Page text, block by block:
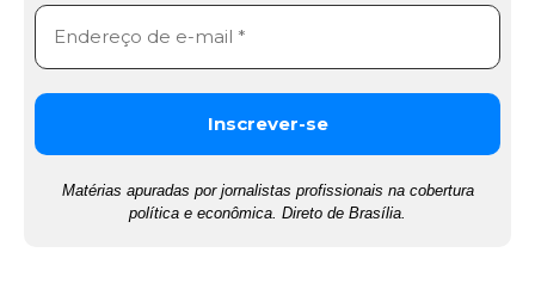
Matérias apuradas por jornalistas profissionais na cobertura
política e econômica. Direto de Brasília.